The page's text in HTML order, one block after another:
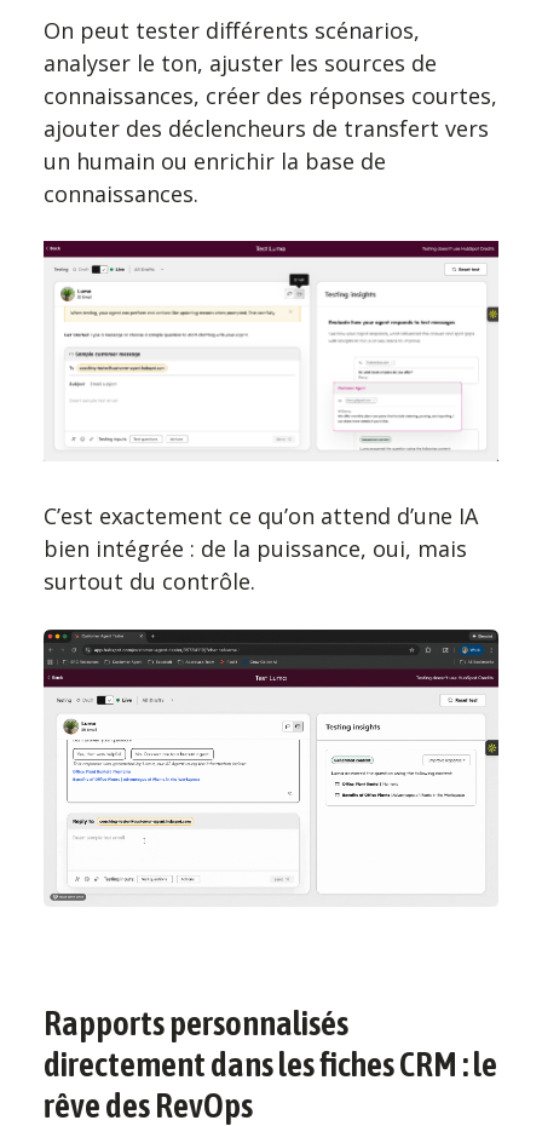
On peut tester différents scénarios,
analyser le ton, ajuster les sources de
connaissances, créer des réponses courtes,
ajouter des déclencheurs de transfert vers
un humain ou enrichir la base de
connaissances.
C’est exactement ce qu’on attend d’une IA
bien intégrée : de la puissance, oui, mais
surtout du contrôle.
Rapports personnalisés
directement dans les fiches CRM : le
rêve des RevOps